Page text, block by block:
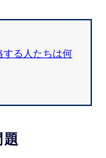
する人たちは何